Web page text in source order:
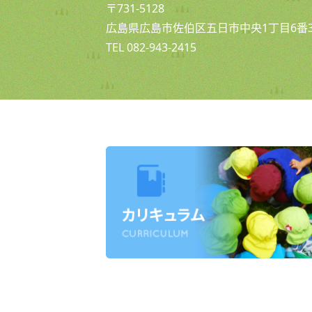
〒731-5128
広島県広島市佐伯区五日市中央1丁目6番
TEL 082-943-2415